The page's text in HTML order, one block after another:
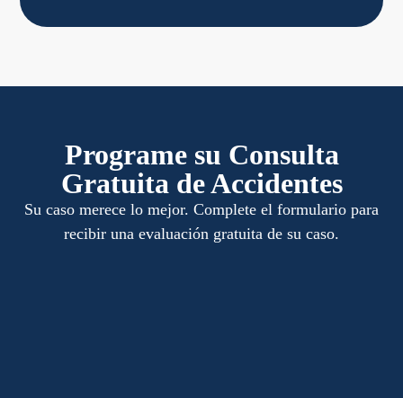
Programe su Consulta
Gratuita de Accidentes
Su caso merece lo mejor. Complete el formulario para
recibir una evaluación gratuita de su caso.